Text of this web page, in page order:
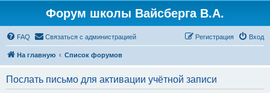
Форум школы Вайсберга В.А.
FAQ Связаться с администрацией Вход
Регистрация
На главную Список форумов
Послать письмо для активации учётной записи